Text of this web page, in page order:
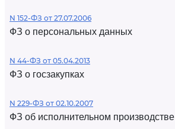
N 152-ФЗ от 27.07.2006
ФЗ о персональных данных
N 44-ФЗ от 05.04.2013
ФЗ о госзакупках
N 229-ФЗ от 02.10.2007
ФЗ об исполнительном производстве